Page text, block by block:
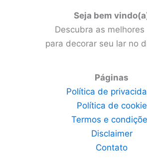
Seja bem
Descubra as melhores
para decorar seu lar no
Páginas
Política de
Política de cookie
Termos e
Disclaimer
Contato